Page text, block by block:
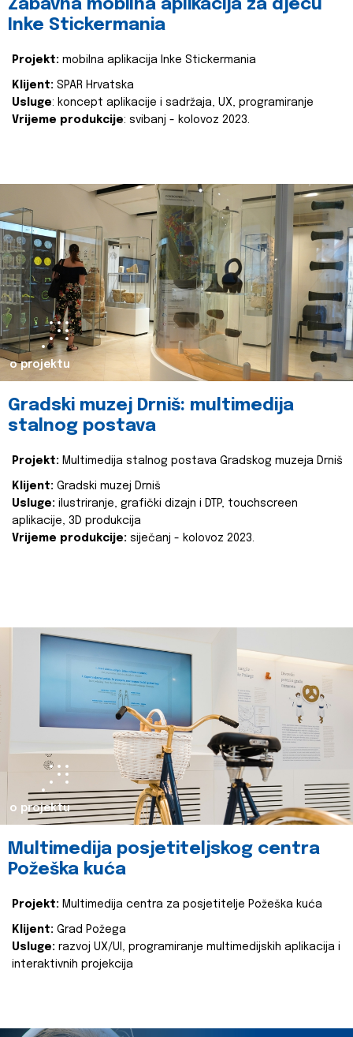
Zabavna mobilna aplikacija za djecu
Inke Stickermania
Projekt: mobilna aplikacija Inke Stickermania
Klijent: SPAR Hrvatska
Usluge: koncept aplikacije i sadržaja, UX, programiranje
Vrijeme produkcije: svibanj - kolovoz 2023.
o projektu
Gradski muzej Drniš: multimedija
stalnog postava
Projekt: Multimedija stalnog postava Gradskog muzeja Drniš
Klijent: Gradski muzej Drniš
Usluge: ilustriranje, grafički dizajn i DTP, touchscreen
aplikacije, 3D produkcija
Vrijeme produkcije: siječanj - kolovoz 2023.
o projektu
Multimedija posjetiteljskog centra
Požeška kuća
Projekt: Multimedija centra za posjetitelje Požeška kuća
Klijent: Grad Požega
Usluge: razvoj UX/UI, programiranje multimedijskih aplikacija i
interaktivnih projekcija